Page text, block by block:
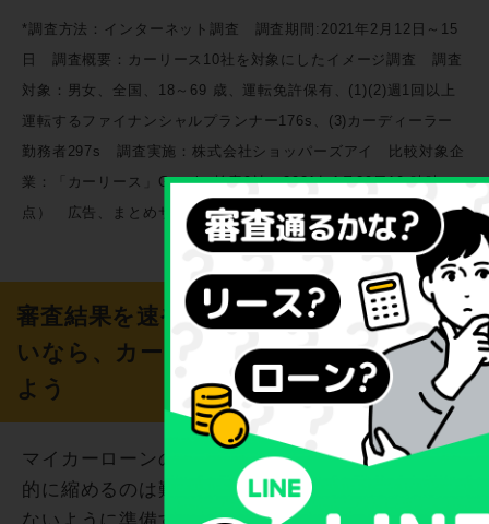
*調査方法：インターネット調査 調査期間:2021年2月12日～15
日 調査概要：カーリース10社を対象にしたイメージ調査 調査
対象：男女、全国、18～69 歳、運転免許保有、(1)(2)週1回以上
運転するファイナンシャルプランナー176s、(3)カーディーラー
勤務者297s 調査実施：株式会社ショッパーズアイ 比較対象企
業：「カーリース」Google 検索9社（2021年1月29日10 時時
点） 広告、まとめサイトなどを除く
審査結果を速やかに知って早く車が欲し
いなら、カーリースカルモくんを利用し
よう
マイカーローンの審査結果が出るまでの日数を劇
的に縮めるのは難しいものの、余計な日数をかけ